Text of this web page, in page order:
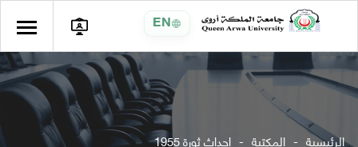
EN
الرئيسية المكتبة احداث ثورة 1955